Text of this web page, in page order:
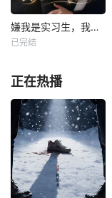
嫌我是实习生，我亮出老板身份
已完结
正在热播